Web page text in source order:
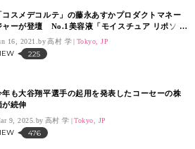
コスメデコルテ」の藤永あすかプロダクトマネー
ャーが登壇 No.1美容液「モイスチュア リポソー
」が誕生から29年目で刷新
16, 2021. 高村 学 Tokyo, JP
225
年も大谷翔平選手の起用を発表したコーセーの株
が続伸
9, 2025. 高村 学 Tokyo, JP
476